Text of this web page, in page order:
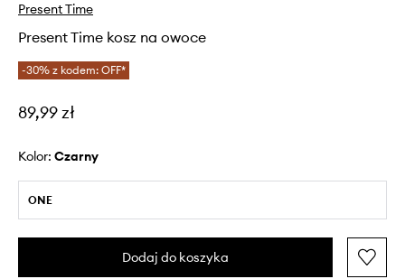
Present Time
Present Time kosz na owoce
-30% z kodem: OFF*
89,99 zł
Kolor: czarny
ONE
Dodaj do koszyka